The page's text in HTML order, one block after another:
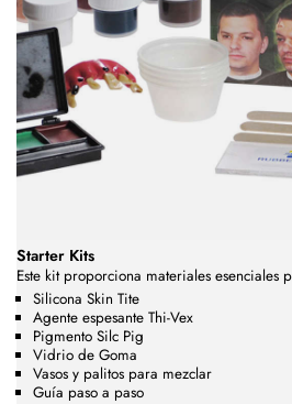
Starter Kits
Este kit proporciona materiales esenciales
Silicona Skin Tite
Agente espesante Thi-Vex
Pigmento Silc Pig
Vidrio de Goma
Vasos y palitos para mezclar
Guía paso a paso